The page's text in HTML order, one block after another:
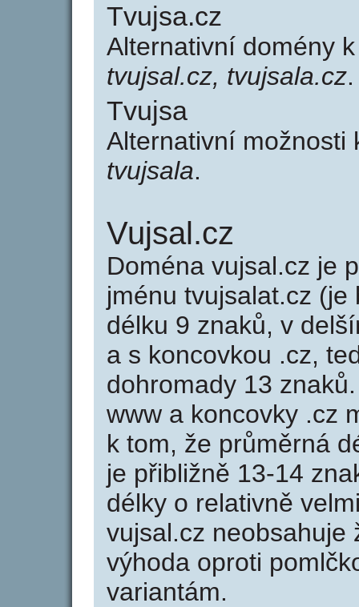
Tvujsa.cz
Alternativní domény
tvujsal.cz, tvujsala.cz.
Tvujsa
Alternativní
tvujsala.
Vujsal.cz
Doména vujsal.cz je
jménu tvujsalat.cz
délku 9 znaků, v
a s koncovkou .cz,
dohromady 13
www a koncovky .cz
k tom, že průměrná
je přibližně 13-14
délky o relativně
vujsal.cz neobsahuje
výhoda oproti
variantám.